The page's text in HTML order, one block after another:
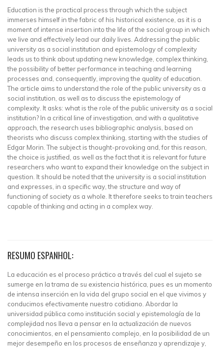
Education is the practical process through which the subject
immerses himself in the fabric of his historical existence, as it is a
moment of intense insertion into the life of the social group in which
we live and effectively lead our daily lives. Addressing the public
university as a social institution and epistemology of complexity
leads us to think about updating new knowledge, complex thinking,
the possibility of better performance in teaching and learning
processes and, consequently, improving the quality of education.
The article aims to understand the role of the public university as a
social institution, as well as to discuss the epistemology of
complexity. It asks: what is the role of the public university as a social
institution? In a critical line of investigation, and with a qualitative
approach, the research uses bibliographic analysis, based on
theorists who discuss complex thinking, starting with the studies of
Edgar Morin. The subject is thought-provoking and, for this reason,
the choice is justified, as well as the fact that it is relevant for future
researchers who want to expand their knowledge on the subject in
question. It should be noted that the university is a social institution
and expresses, in a specific way, the structure and way of
functioning of society as a whole. It therefore seeks to train teachers
capable of thinking and acting in a complex way.
RESUMO ESPANHOL:
La educación es el proceso práctico a través del cual el sujeto se
sumerge en la trama de su existencia histórica, pues es un momento
de intensa inserción en la vida del grupo social en el que vivimos y
conducimos efectivamente nuestro cotidiano. Abordar la
universidad pública como institución social y epistemología de la
complejidad nos lleva a pensar en la actualización de nuevos
conocimientos, en el pensamiento complejo, en la posibilidad de un
mejor desempeño en los procesos de enseñanza y aprendizaje y,